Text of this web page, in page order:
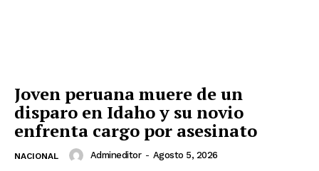
Joven peruana muere de un
disparo en Idaho y su novio
enfrenta cargo por asesinato
NACIONAL Admineditor - Agosto 5, 2026